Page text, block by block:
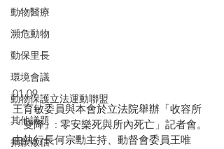
動物醫療
瀕危動物
動保里長
環境會議
動物保護立法運動聯盟
其他議題
捐款徵信
01.09
王育敏委員與本會於立法院舉辦「收容所
『雙降』: 零安樂死與所內死亡」記者會。
由執行長何宗勳主持、動督會委員王唯